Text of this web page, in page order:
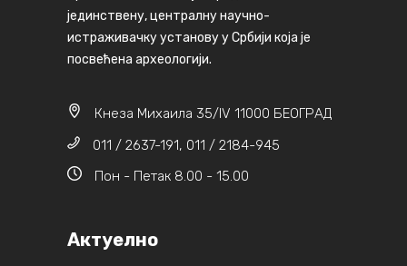
јединствену, централну научно-
истраживачку установу у Србији која је
посвећена археологији.
Кнеза Михаила 35/IV 11000 БЕОГРАД
011 / 2637-191, 011 / 2184-945
Пон - Петак 8.00 - 15.00
Актуелно